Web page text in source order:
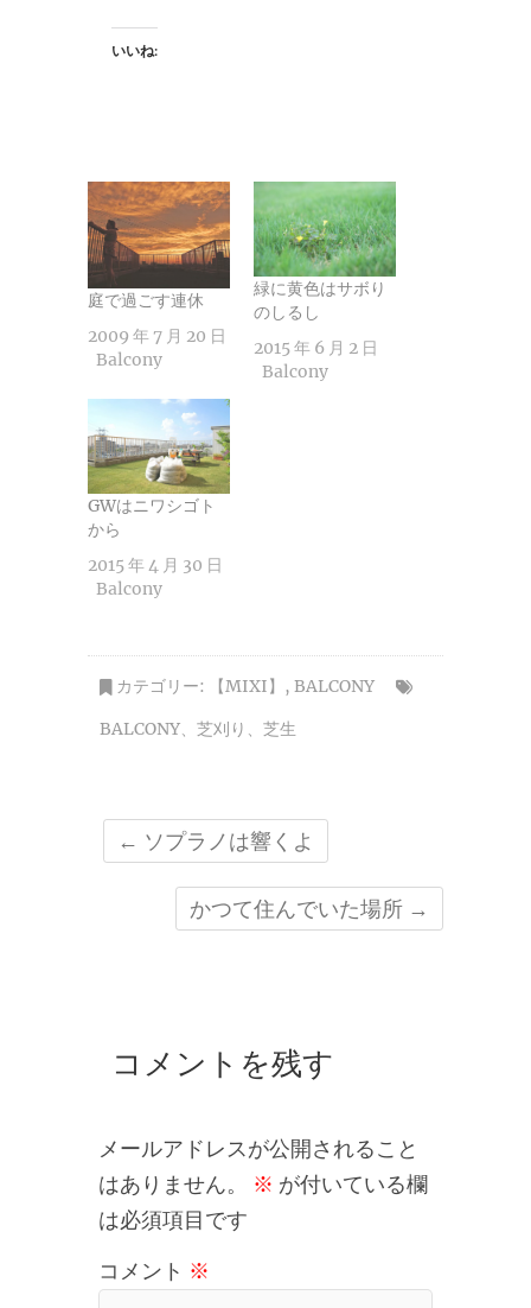
いいね:
庭で過ごす連休
2009 年 7 月 20 日
Balcony
緑に黄色はサボり
のしるし
2015 年 6 月 2 日
Balcony
GWはニワシゴト
から
2015 年 4 月 30 日
Balcony
カテゴリー: 【MIXI】 , BALCONY
BALCONY、 芝刈り 、 芝生
← ソプラノは響くよ
かつて住んでいた場所 →
コメントを残す
メールアドレスが公開されること
はありません。
※ が付いている欄
は必須項目です
コメント ※